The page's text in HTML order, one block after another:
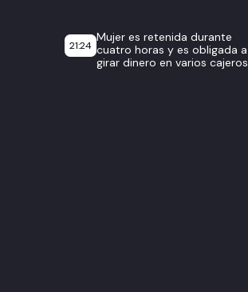
21:24
Mujer es retenida durante
cuatro horas y es obligada a
girar dinero en varios cajeros